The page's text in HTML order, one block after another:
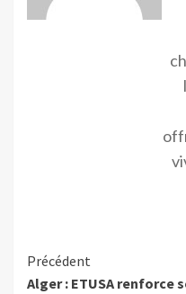
Précédent
Alger : ETUSA renforce